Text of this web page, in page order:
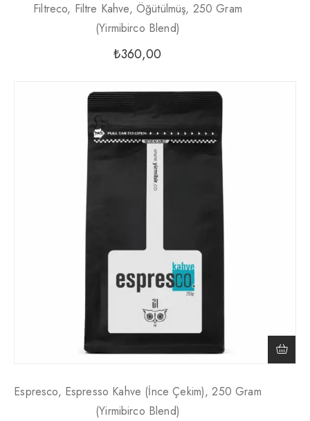
Filtreco, Filtre Kahve, Öğütülmüş, 250 Gram
(yirmibirco Blend)
₺360,00
Espresco, Espresso Kahve (İnce Çekim), 250 Gram
(Yirmibirco Blend)